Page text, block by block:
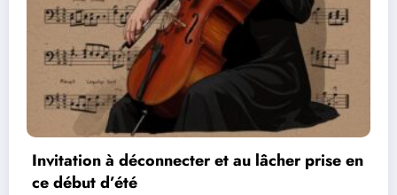
Les réseaux de communication entre les
vidéos